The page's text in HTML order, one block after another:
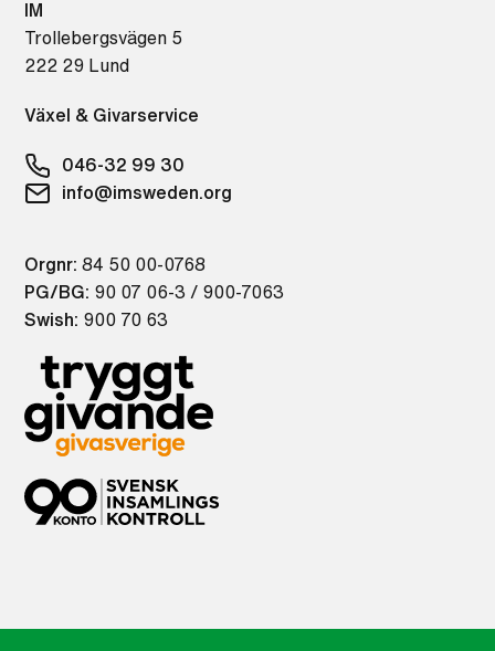
IM
Trollebergsvägen 5
222 29 Lund
Växel & Givarservice
046-32 99 30
info@imsweden.org
Orgnr: 84 50 00-0768
PG/BG: 90 07 06-3 / 900-7063
Swish: 900 70 63